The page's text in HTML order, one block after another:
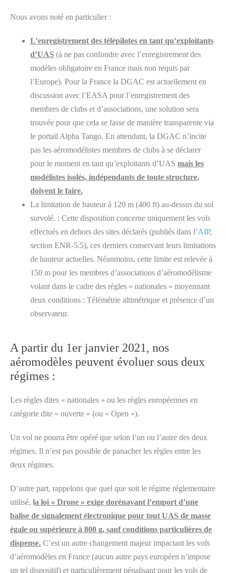
Nous avons noté en particulier :
L’enregistrement des télépilotes en tant qu’exploitants
d’UAS (à ne pas confondre avec l’enregistrement des
modèles obligatoire en France mais non requis par
l’Europe). Pour la France la DGAC est actuellement en
discussion avec l’EASA pour l’enregistrement des
membres de clubs et d’associations, une solution sera
trouvée pour que cela se fasse de manière transparente via
le portail Alpha Tango. En attendant, la DGAC n’incite
pas les aéromodélistes membres de clubs à se déclarer
pour le moment en tant qu’exploitants d’UAS mais les
modélistes isolés, indépendants de toute structure,
doivent le faire.
La limitation de hauteur à 120 m (400 ft) au-dessus du sol
survolé. : Cette disposition concerne uniquement les vols
effectués en dehors des sites déclarés (publiés dans l’AIP,
section ENR-5.5), ces derniers conservant leurs limitations
de hauteur actuelles. Néanmoins, cette limite est relevée à
150 m pour les membres d’associations d’aéromodélisme
volant dans le cadre des règles « nationales » moyennant
deux conditions : Télémétrie altimétrique et présence d’un
observateur.
A partir du 1er janvier 2021, nos
aéromodèles peuvent évoluer sous deux
régimes :
Les règles dites « nationales » ou les règles européennes en
catégorie dite « ouverte » (ou « Open »).
Un vol ne pourra être opéré que selon l’un ou l’autre des deux
régimes. Il n’est pas possible de panacher les règles entre les
deux régimes.
D’autre part, rappelons que quel que soit le régime réglementaire
utilisé, la loi « Drone » exige dorénavant l’emport d’une
balise de signalement électronique pour tout UAS de masse
égale ou supérieure à 800 g, sauf conditions particulières de
dispense. C’est un autre changement majeur impactant les vols
d’aéromodèles en France (aucun autre pays européen n’impose
un tel dispositif) et particulièrement pénalisant pour les vols de